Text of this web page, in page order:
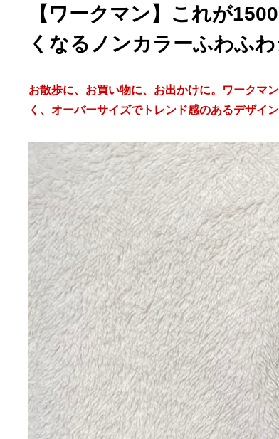
【ワークマン】これが
くなるノンカラーふわふ
お散歩に、お買い物に、お出かけに。ワークマ
く、オーバーサイズでトレンド感のあるデザイ